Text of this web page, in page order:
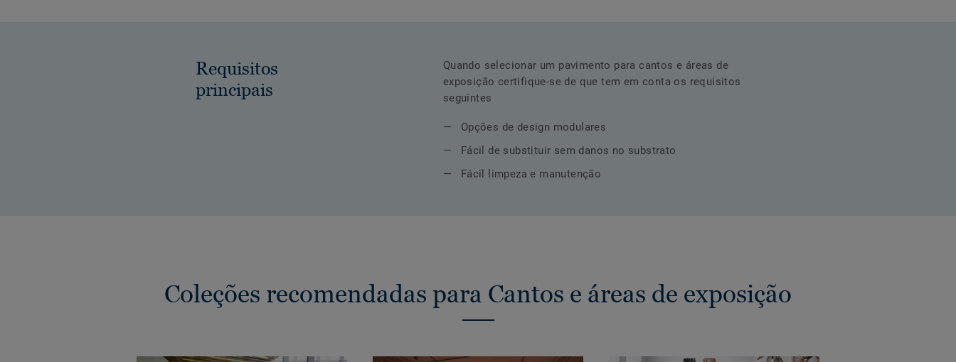
Requisitos
principais
Quando selecionar um pavimento para cantos e áreas de
exposição certifique-se de que tem em conta os requisitos
seguintes
Opções de design modulares
Fácil de substituir sem danos no substrato
Fácil limpeza e manutenção
Coleções recomendadas para Cantos e áreas de exposição